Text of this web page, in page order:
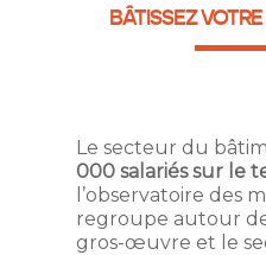
BÂTISSEZ
Le secteur du
000 salariés sur le
l’observatoire des
regroupe autour
gros-œuvre et le